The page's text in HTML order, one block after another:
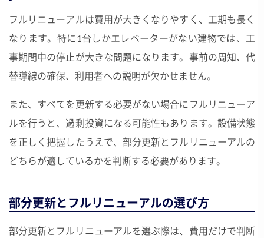
フルリニューアルは費用が大きくなりやすく、工期も長く
なります。特に1台しかエレベーターがない建物では、工
事期間中の停止が大きな問題になります。事前の周知、代
替導線の確保、利用者への説明が欠かせません。
また、すべてを更新する必要がない場合にフルリニューア
ルを行うと、過剰投資になる可能性もあります。設備状態
を正しく把握したうえで、部分更新とフルリニューアルの
どちらが適しているかを判断する必要があります。
部分更新とフルリニューアルの選び方
部分更新とフルリニューアルを選ぶ際は、費用だけで判断